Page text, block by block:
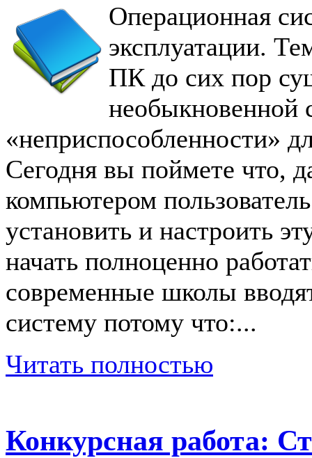
Операционная
эксплуатации.
ПК до сих пор
необыкновенной
«неприспособленности»
Сегодня вы поймете что,
компьютером
установить и настроить
начать полноценно
современные школы
систему потому что:...
Читать полностью
Конкурсная работа: